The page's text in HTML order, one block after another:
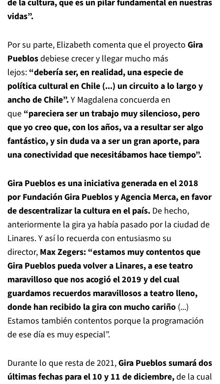
de la cultura, que es un pilar fundamental en nuestras
vidas”.
Por su parte, Elizabeth comenta que el proyecto Gira
Pueblosdebiese crecer y llegar mucho más
lejos: “debería ser, en realidad, una especie de
política cultural en Chile (...) un circuito a lo largo y
ancho de Chile”.Y Magdalena concuerda en
que “pareciera ser un trabajo muy silencioso, pero
que yo creo que, con los años, va a resultar ser algo
fantástico, y sin duda va a ser un gran aporte, para
una conectividad que necesitábamos hace tiempo”.
Gira Pueblos es una iniciativa generada en el 2018
por Fundación Gira Pueblos y Agencia Merca, en favor
de descentralizar la cultura en el país. De hecho,
anteriormente la gira ya había pasado por la ciudad de
Linares. Y así lo recuerda con entusiasmo su
director, Max Zegers: “estamos muy contentos que
Gira Pueblos pueda volver a Linares, a ese teatro
maravilloso que nos acogió el 2019 y del cual
guardamos recuerdos maravillosos a teatro lleno,
donde han recibido la gira con mucho cariño (...)
Estamos también contentos porque la programación
de ese día es muy especial”.
Durante lo que resta de 2021,Gira Pueblos sumará dos
últimas fechas para el 10 y 11 de diciembre,de la cual